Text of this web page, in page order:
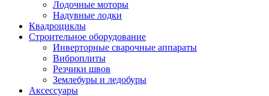
Лодочные моторы
Надувные лодки
Квадроциклы
Строительное оборудование
Инверторные сварочные аппараты
Виброплиты
Резчики швов
Землебуры и ледобуры
Аксессуары